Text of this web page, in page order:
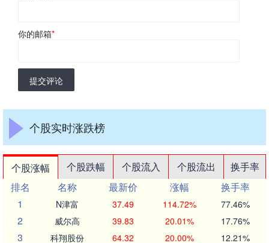
你的邮箱*
提交评论
个股实时涨跌榜
个股涨幅 个股跌幅 个股流入 个股流出
换手率
排名
名称 最新价 涨幅
换手率
1
N津富 37.49 114.72% 77.46%
2 威尔高 39.83 20.01% 17.76%
3 科翔股份 64.32 20.00% 12.21%